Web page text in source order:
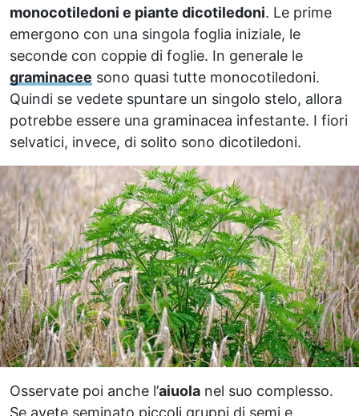
monocotiledoni e piante dicotiledoni. Le prime
emergono con una singola foglia iniziale, le
seconde con coppie di foglie. In generale le
graminacee sono quasi tutte monocotiledoni.
Quindi se vedete spuntare un singolo stelo, allora
potrebbe essere una graminacea infestante. I fiori
selvatici, invece, di solito sono dicotiledoni.
Osservate poi anche l’aiuola nel suo complesso.
Se avete seminato piccoli gruppi di semi e